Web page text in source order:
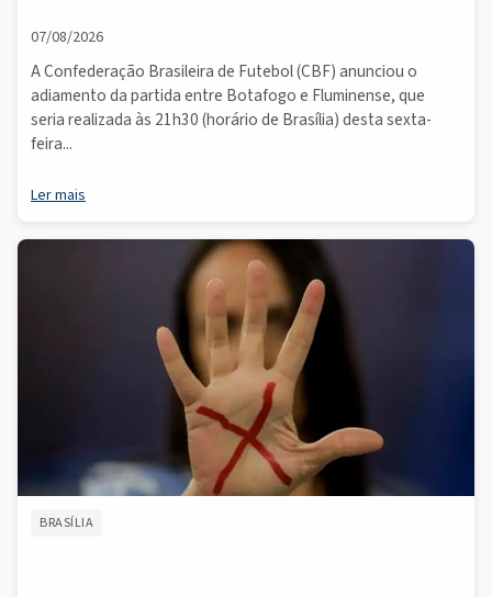
07/08/2026
A Confederação Brasileira de Futebol (CBF) anunciou o
adiamento da partida entre Botafogo e Fluminense, que
seria realizada às 21h30 (horário de Brasília) desta sexta-
feira...
Ler mais
BRASÍLIA